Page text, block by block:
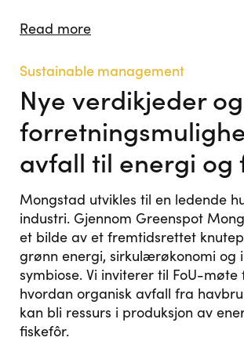
Read more
Sustainable management
Nye verdikjeder og
avfall til energi og
Mongstad utvikles til en ledende
industri. Gjennom Greenspot
et bilde av et fremtidsrettet
grønn energi, sirkulærøkonomi og
symbiose. Vi inviterer til FoU-
hvordan organisk avfall fra
kan bli ressurs i produksjon av
fiskefôr.